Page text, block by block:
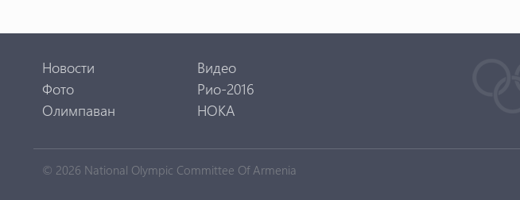
Новости
Видео
Фото
Рио-2016
Олимпаван
НОКА
© 2026 National Olympic Committee Of Armenia